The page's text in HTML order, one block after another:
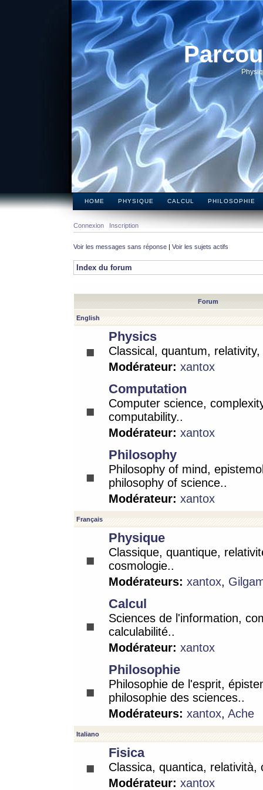
HOME PHYSIQUE CALCUL PHILOSOPHIE
Connexion Inscription
Voir les messages sans réponse | Voir les sujets actifs
Index du forum
Forum
English
Physics
Classical, quantum,
Modérateur: xantox
Computation
Computer science,
computability..
Modérateur: xantox
Philosophy
Philosophy of mind,
philosophy of science..
Modérateur: xantox
Français
Physique
Classique, quantique,
cosmologie..
Modérateurs: xantox,
Calcul
Sciences de l'information,
calculabilité..
Modérateur: xantox
Philosophie
Philosophie de l'esprit,
philosophie des sciences..
Modérateurs: xantox, Ache
Italiano
Fisica
Classica, quantica, relatività,
Modérateur: xantox